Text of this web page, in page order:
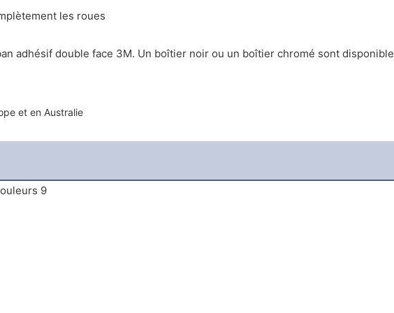
les roues
adhésif double face 3M. Un boîtier noir ou un boîtier chromé sont
et en Australie